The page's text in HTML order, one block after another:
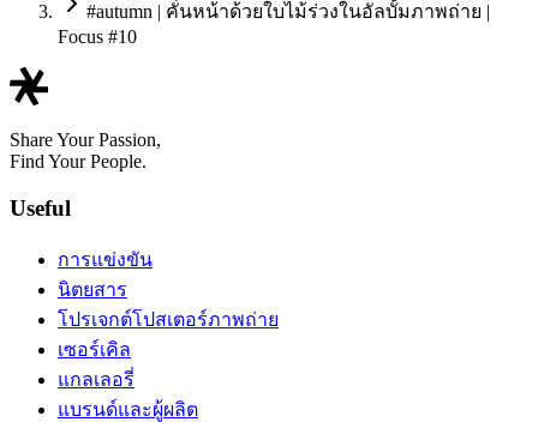
#autumn | คั่นหน้าด้วยใบไม้ร่วงในอัลบั้มภาพถ่าย |
Focus #10
Share Your Passion,
Find Your People.
Useful
การแข่งขัน
นิตยสาร
โปรเจกต์โปสเตอร์ภาพถ่าย
เซอร์เคิล
แกลเลอรี่
แบรนด์และผู้ผลิต